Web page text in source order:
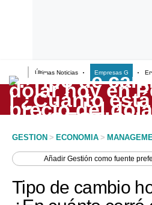
Últimas Noticias Empresas G
Lo último
Peru Quiosco
Economía
GESTION > ECONOMIA >
AñadirGestión como fuente
Tipo de cambio